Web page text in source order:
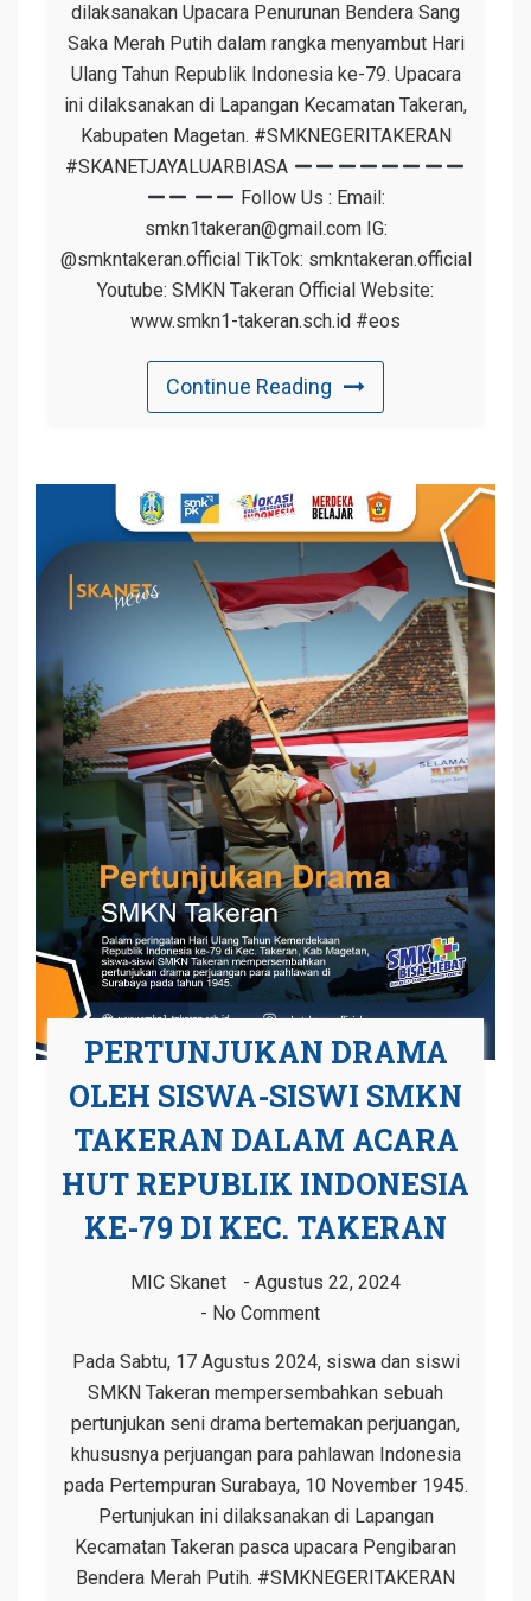
dilaksanakan Upacara Penurunan Bendera Sang
Saka Merah Putih dalam rangka menyambut Hari
Ulang Tahun Republik Indonesia ke-79. Upacara
ini dilaksanakan di Lapangan Kecamatan Takeran,
Kabupaten Magetan. #SMKNEGERITAKERAN
#SKANETJAYALUARBIASA
Follow Us : Email:
smkn1takeran@gmail.com IG:
@smkntakeran.official TikTok: smkntakeran.official
Youtube: SMKN Takeran Official Website:
www.smkn1-takeran.sch.id #eos
Continue Reading
PERTUNJUKAN DRAMA
OLEH SISWA-SISWI SMKN
TAKERAN DALAM ACARA
HUT REPUBLIK INDONESIA
KE-79 DI KEC. TAKERAN
MIC Skanet
Agustus 22, 2024
No Comment
Pada Sabtu, 17 Agustus 2024, siswa dan siswi
SMKN Takeran mempersembahkan sebuah
pertunjukan seni drama bertemakan perjuangan,
khususnya perjuangan para pahlawan Indonesia
pada Pertempuran Surabaya, 10 November 1945.
Pertunjukan ini dilaksanakan di Lapangan
Kecamatan Takeran pasca upacara Pengibaran
Bendera Merah Putih. #SMKNEGERITAKERAN